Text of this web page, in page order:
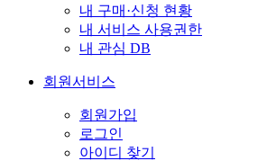
내 구매·신청 현황
내 서비스 사용권한
내 관심 DB
회원서비스
회원가입
로그인
아이디 찾기